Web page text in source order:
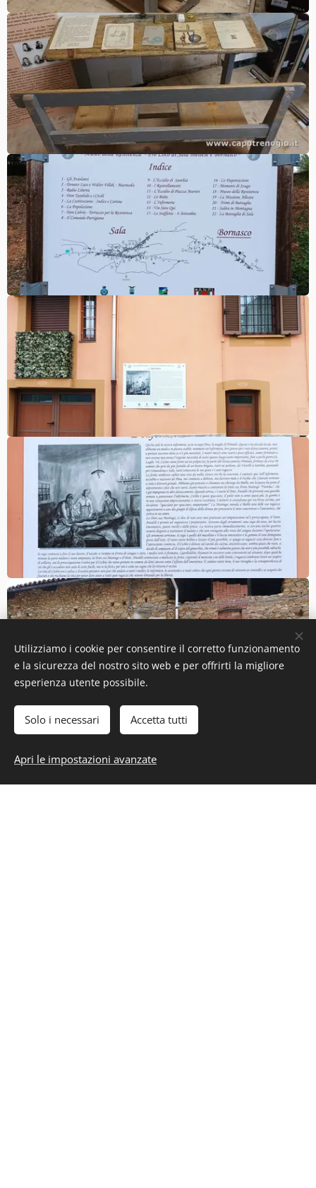
Utilizziamo i cookie per consentire il corretto funzionamento
e la sicurezza del nostro sito web e per offrirti la migliore
esperienza utente possibile.
Solo i necessari Accetta tutti
Apri le impostazioni avanzate